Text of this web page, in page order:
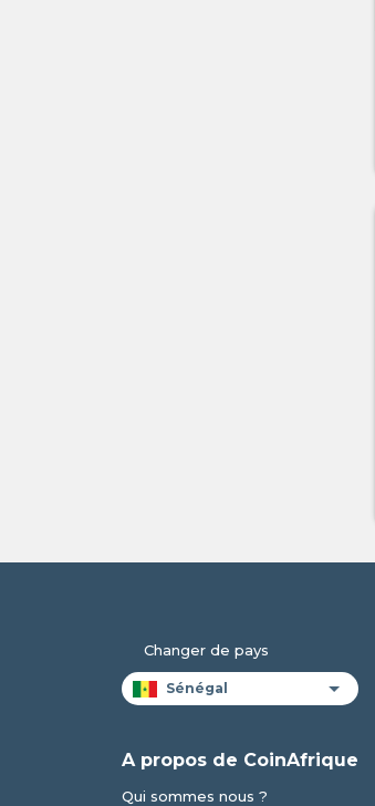
Changer de pays
A propos de CoinAfrique
Qui sommes nous ?